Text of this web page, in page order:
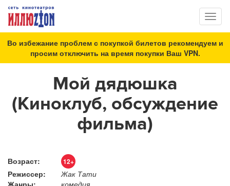
Во избежание проблем с покупкой билетов рекомендуем и
просим отключить на время покупки Ваш VPN.
Мой дядюшка
(Киноклуб, обсуждение
фильма)
Возраст: 12+
Режиссер:
Жак Тати
Жанры:
комедия